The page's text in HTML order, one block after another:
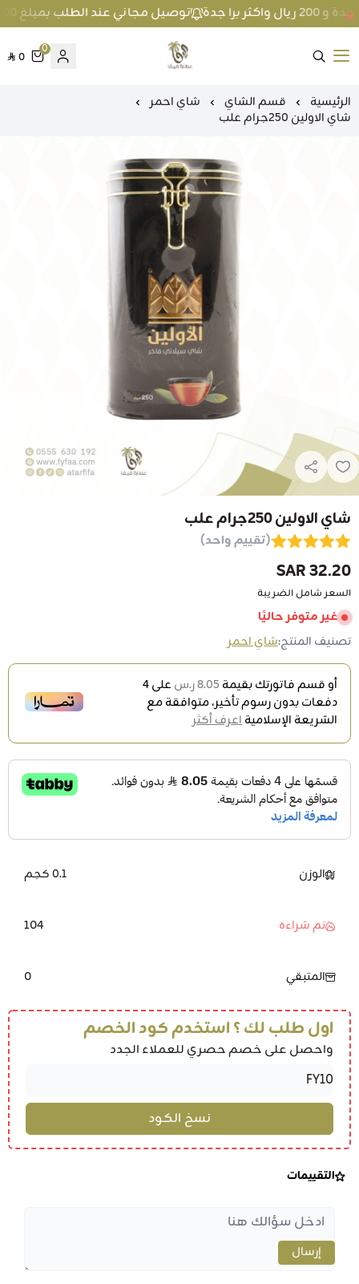
توصيل مجاني عند الطلب بمبلغ 100 ريال واكثر داخل جدة و 200 ريال واكثر برا جدة
متجر عطارة فيفا
0
0
الرئيسية قسم الشاي
شاي احمر
شاي الاولين 250جرام علب
شاي الاولين 250جرام علب
(تقييم واحد)
32.20 SAR
السعر شامل الضريبة
غير متوفر حاليًا
تصنيف المنتج:شاي احمر
أو قسم فاتورتك بقيمة 8.05 ر.س على4
دفعات بدون رسوم تأخير، متوافقة مع
الشريعة الإسلاميةاعرف أكثر
الوزن 0.1 كجم
تم شراءه 104
المتبقي 0
اول طلب لك ؟ استخدم كود الخصم
واحصل على خصم حصري للعملاء الجدد
التقييمات
إرسال